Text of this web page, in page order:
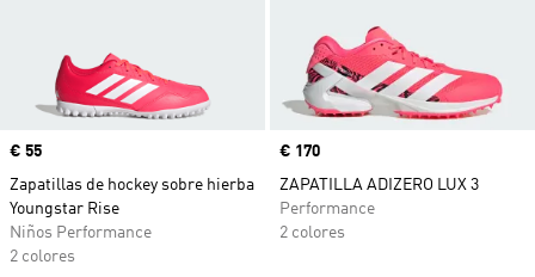
Precio
€ 55
Zapatillas de hockey sobre hierba
Youngstar Rise
Niños Performance
2 colores
Precio
€ 170
ZAPATILLA ADIZERO LUX 3
Performance
2 colores